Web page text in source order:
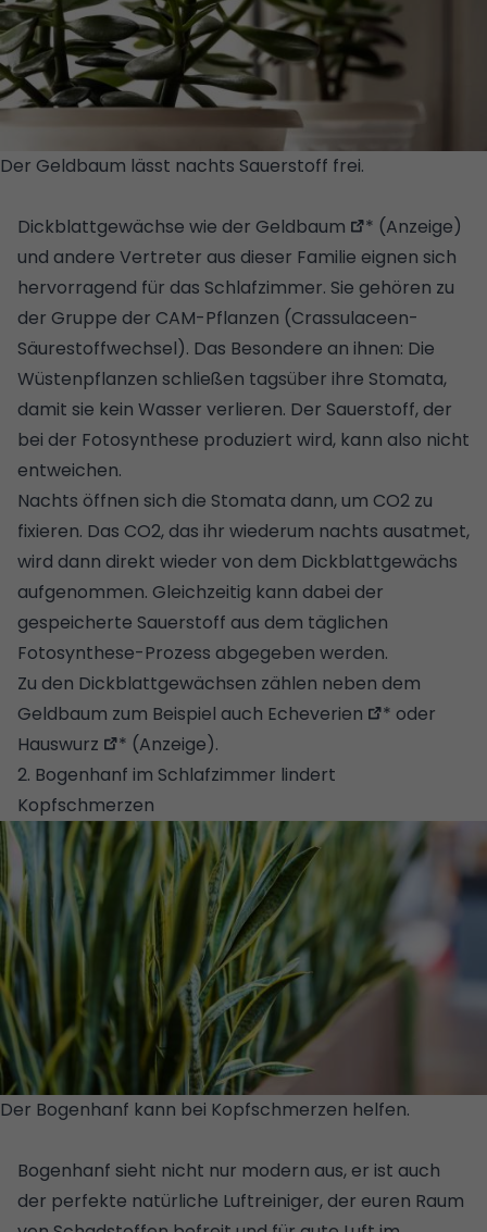
Der Geldbaum lässt nachts Sauerstoff frei.
Dickblattgewächse wie der Geldbaum
* (Anzeige)
und andere Vertreter aus dieser Familie eignen sich
hervorragend für das Schlafzimmer. Sie gehören zu
der Gruppe der CAM-Pflanzen (Crassulaceen-
Säurestoffwechsel). Das Besondere an ihnen: Die
Wüstenpflanzen schließen tagsüber ihre Stomata,
damit sie kein Wasser verlieren. Der Sauerstoff, der
bei der Fotosynthese produziert wird, kann also nicht
entweichen.
Nachts öffnen sich die Stomata dann, um CO2 zu
fixieren. Das CO2, das ihr wiederum nachts ausatmet,
wird dann direkt wieder von dem Dickblattgewächs
aufgenommen. Gleichzeitig kann dabei der
gespeicherte Sauerstoff aus dem täglichen
Fotosynthese-Prozess abgegeben werden.
Zu den Dickblattgewächsen zählen neben dem
Geldbaum zum Beispiel auch Echeverien
* oder
Hauswurz
* (Anzeige).
2. Bogenhanf im Schlafzimmer lindert
Kopfschmerzen
Der Bogenhanf kann bei Kopfschmerzen helfen.
Bogenhanf sieht nicht nur modern aus, er ist auch
der perfekte natürliche Luftreiniger, der euren Raum